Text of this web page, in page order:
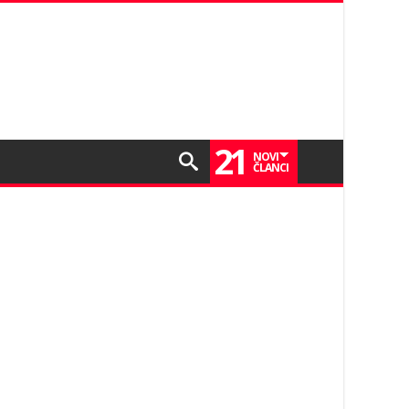
21 NOVI
ČLANCI